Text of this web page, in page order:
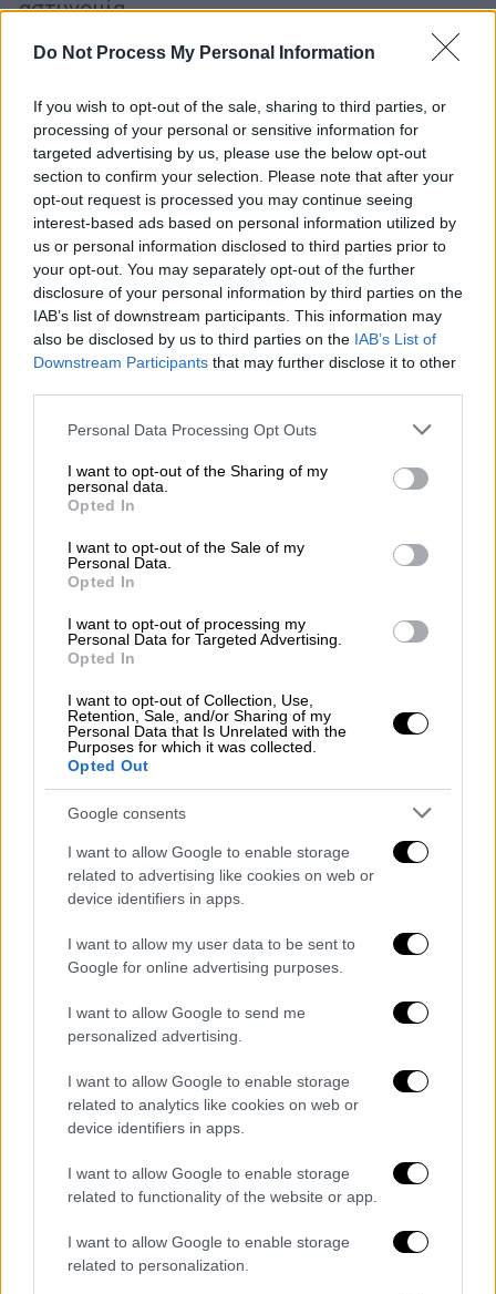
Do Not Process My Personal Information
If you wish to opt-out of the sale, sharing to third parties, or
processing of your personal or sensitive information for
targeted advertising by us, please use the below opt-out
section to confirm your selection. Please note that after your
opt-out request is processed you may continue seeing
interest-based ads based on personal information utilized by
us or personal information disclosed to third parties prior to
your opt-out. You may separately opt-out of the further
disclosure of your personal information by third parties on the
IAB’s list of downstream participants. This information may
also be disclosed by us to third parties on the IAB’s List of
Downstream Participants that may further disclose it to other
Please note that this website/app uses one or more Google
not limited to your visit or usage behaviour. You may click to
grant or deny consent to Google and its third-party tags to
use your data for below specified purposes in below Google
consent section.
Personal Data Processing Opt Outs
I want to opt-out of the Sharing of my
personal data.
Opted In
I want to opt-out of the Sale of my
Personal Data.
Opted In
I want to opt-out of processing my
Personal Data for Targeted Advertising.
Opted In
I want to opt-out of Collection, Use,
Retention, Sale, and/or Sharing of my
Personal Data that Is Unrelated with the
Purposes for which it was collected.
Opted Out
Google consents
I want to allow Google to enable storage
related to advertising like cookies on web or
device identifiers in apps.
I want to allow my user data to be sent to
Google for online advertising purposes.
I want to allow Google to send me
personalized advertising.
I want to allow Google to enable storage
related to analytics like cookies on web or
device identifiers in apps.
I want to allow Google to enable storage
related to functionality of the website or app.
I want to allow Google to enable storage
related to personalization.
αστυνομία
Το γαλλικό «κονβόι της ελευθερίας»
ξεκίνησε από τη Νίκαια για Παρίσι και
Βρυξέλλες
Οι διαδηλωτές διαμαρτύρονται κατά των
περιορισμών για τον κορονοϊό
Πολιτική|23.01.2022 16:31
Κατόρθωμα της κυβέρνησης
Μητσοτάκη οι τόσες απώλειες
ανθρώπινων ζωών, λέει ο Ηλιόπουλος
«Πυρά» του εκπροσώπου τύπου του ΣΥΡΙΖΑ
στην κυβέρνηση για την διαχείριση της
πανδημίας – Τι λέει για ακρίβεια, κατώτατο
μισθό και αντιεμβολιαστικό κίνημα